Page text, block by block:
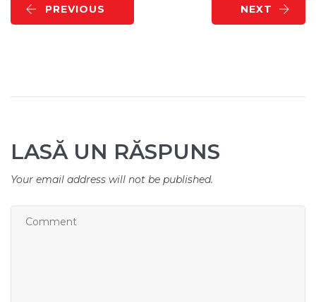
PREVIOUS NEXT
LASĂ UN RĂSPUNS
Your email address will not be published.